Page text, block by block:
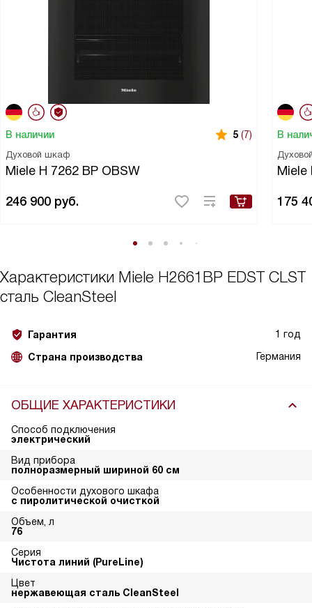
В наличии 5 (7)
Духовой шкаф
Miele H 7262 BP OBSW
246 900 руб.
В
Miele
175
Характеристики Miele H2661BP EDST CLST
сталь CleanSteel
Гарантия 1 год
Страна производства Германия
ОБЩИЕ ХАРАКТЕРИСТИКИ
Способ подключения
электрический
Вид прибора
полноразмерный шириной 60 см
Особенности духового шкафа
с пиролитической очисткой
Объем, л
76
Серия
Чистота линий (PureLine)
Цвет
нержавеющая сталь CleanSteel